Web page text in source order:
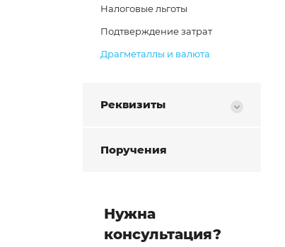
Налоговые льготы
Подтверждение затрат
Драгметаллы и валюта
Реквизиты
Поручения
Нужна
консультация?